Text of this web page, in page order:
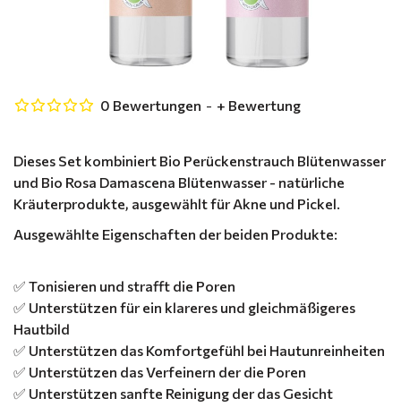
Dieses Set kombiniert Bio Perückenstrauch Blütenwasser
und Bio Rosa Damascena Blütenwasser - natürliche
Kräuterprodukte, ausgewählt für Akne und Pickel.
Ausgewählte Eigenschaften der beiden Produkte:
✅ Tonisieren und strafft die Poren
✅ Unterstützen für ein klareres und gleichmäßigeres
Hautbild
✅ Unterstützen das Komfortgefühl bei Hautunreinheiten
✅ Unterstützen das Verfeinern der die Poren
✅ Unterstützen sanfte Reinigung der das Gesicht
0 Bewertungen - + Bewertung